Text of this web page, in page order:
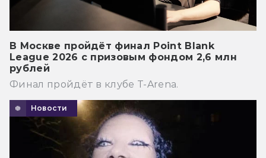
В Москве пройдёт финал Point Blank
League 2026 с призовым фондом 2,6 млн
рублей
Финал пройдёт в клубе T-Arena.
Новости